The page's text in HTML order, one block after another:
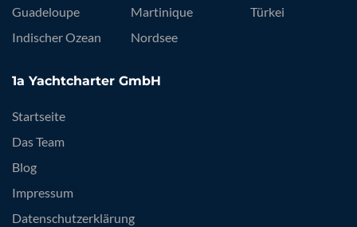
Guadeloupe
Indischer Ozean
Martinique
Nordsee
Türkei
1a Yachtcharter GmbH
Startseite
Das Team
Blog
Impressum
Datenschutzerklärung